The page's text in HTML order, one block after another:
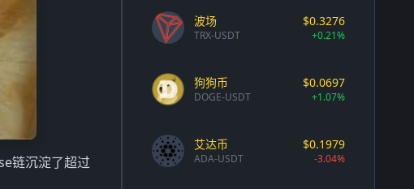
链沉淀了超过
波场
TRX-USDT
$0.3276
+0.21%
狗狗币
DOGE-USDT
$0.0697
+1.07%
艾达币
ADA-USDT
$0.1979
-3.04%